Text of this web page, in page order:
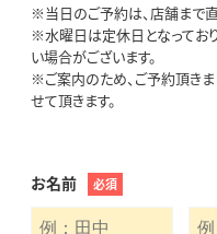
※当日のご予約は、店舗まで
※水曜日は定休日となってお
い場合がございます。
※ご案内のため、ご予約頂き
せて頂きます。
お名前 必須